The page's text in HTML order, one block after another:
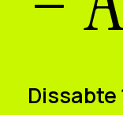
Dissabte